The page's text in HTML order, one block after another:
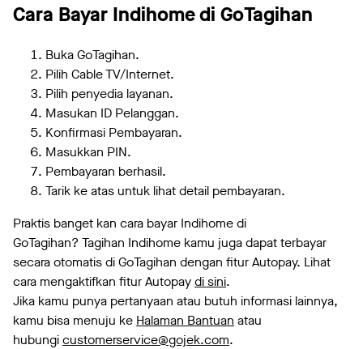
Cara Bayar Indihome di GoTagihan
Buka GoTagihan.
Pilih Cable TV/Internet.
Pilih penyedia layanan.
Masukan ID Pelanggan.
Konfirmasi Pembayaran.
Masukkan PIN.
Pembayaran berhasil.
Tarik ke atas untuk lihat detail pembayaran.
Praktis banget kan cara bayar Indihome di
GoTagihan? Tagihan Indihome kamu juga dapat terbayar
secara otomatis di GoTagihan dengan fitur Autopay. Lihat
cara mengaktifkan fitur Autopaydi sini.
Jika kamu punya pertanyaan atau butuh informasi lainnya,
kamu bisa menuju ke Halaman Bantuan atau
hubungicustomerservice@gojek.com.